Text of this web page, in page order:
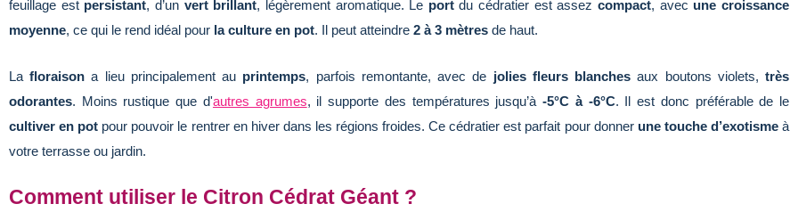
feuillage est persistant, d’un vert brillant, légèrement aromatique. Le portdu cédratier est assezcompact, avec une croissance
moyenne, ce qui le rend idéal pour la culture en pot. Il peut atteindre 2 à 3 mètres de haut.
Lafloraison a lieu principalement au printemps, parfois remontante, avec de jolies fleurs blanches aux boutons violets, très
odorantes. Moins rustique que d'autres agrumes, il supporte des températures jusqu’à-5°C à -6°C. Il est donc préférable de le
cultiver en pot pour pouvoir le rentrer en hiver dans les régions froides. Ce cédratier est parfait pour donner une touche d’exotismeà
votre terrasse ou jardin.
Comment utiliser le Citron Cédrat Géant ?